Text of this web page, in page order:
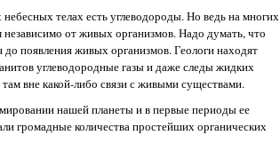
телах есть углеводороды. Но ведь на многих
от живых организмов. Надо думать, что
появления живых организмов. Геологи находят
углеводородные газы и даже следы жидких
вне какой-либо связи с живыми существами.
нашей планеты и в первые периоды ее
громадные количества простейших органических